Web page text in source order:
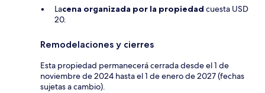
Lacena organizada por la propiedad cuesta USD
20.
Remodelaciones y cierres
Esta propiedad permanecerá cerrada desde el 1 de
noviembre de 2024 hasta el 1 de enero de 2027 (fechas
sujetas a cambio).